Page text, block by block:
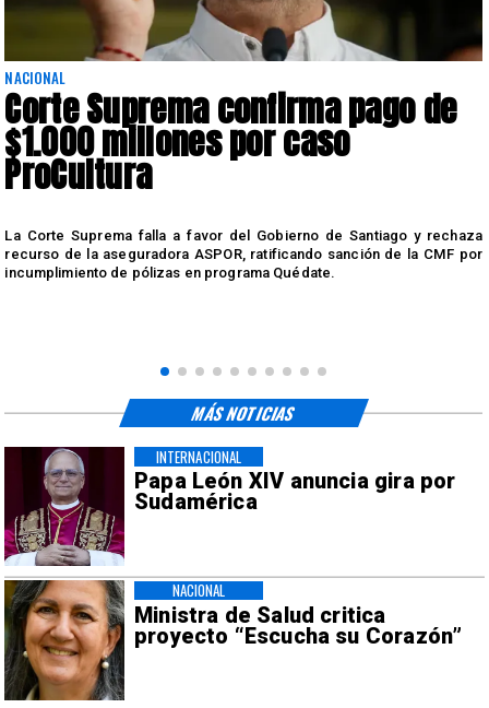
NACIONAL
Corte Suprema confirma pago de
$1.000 millones por caso
ProCultura
La Corte Suprema falla a favor del Gobierno de Santiago y rechaza
recurso de la aseguradora ASPOR, ratificando sanción de la CMF por
incumplimiento de pólizas en programa Quédate.
Papa León XIV anuncia gira por
Sudamérica
INTERNACIONAL
Ministra de Salud critica
proyecto “Escucha su Corazón”
NACIONAL
MÁS NOTICIAS